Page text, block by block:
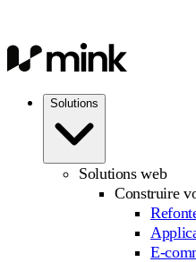
Solutions
Solutions web
Construire
E-